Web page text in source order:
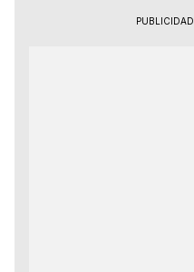
PUBLICIDAD